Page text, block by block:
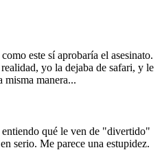
como este sí aprobaría el asesinato.
yo la dejaba de safari, y le
misma manera...
qué le ven de "divertido"
serio. Me parece una estupidez.